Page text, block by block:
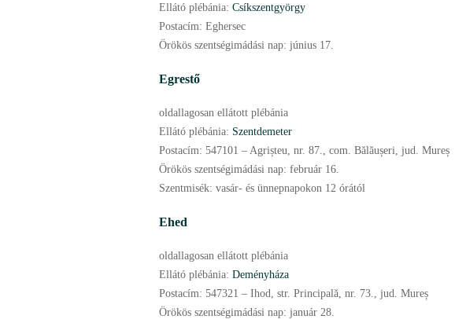
Ellátó plébánia: Csíkszentgyörgy
Postacím: Eghersec
Örökös szentségimádási nap: június 17.
Egrestő
oldallagosan ellátott plébánia
Ellátó plébánia: Szentdemeter
Postacím: 547101 – Agrișteu, nr. 87., com. Bălăușeri, jud. Mureș
Örökös szentségimádási nap: február 16.
Szentmisék: vasár- és ünnepnapokon 12 órától
Ehed
oldallagosan ellátott plébánia
Ellátó plébánia: Deményháza
Postacím: 547321 – Ihod, str. Principală, nr. 73., jud. Mureș
Örökös szentségimádási nap: január 28.